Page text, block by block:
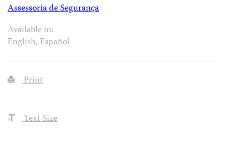
Assessoria de Segurança
Available in:
English,Español
Print
Text Size